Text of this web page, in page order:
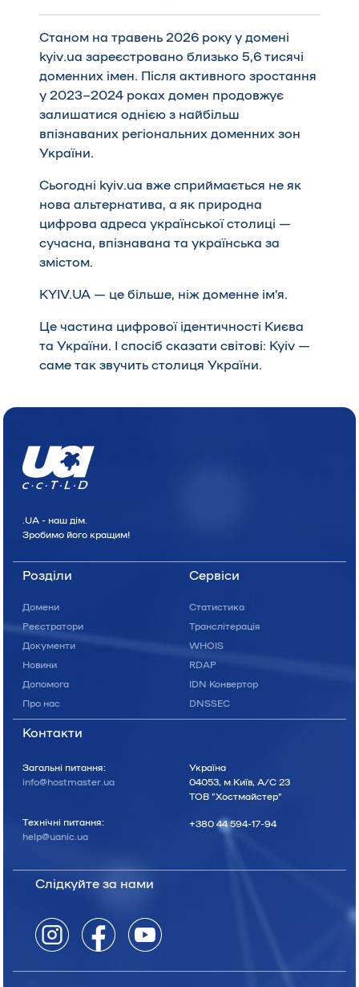
Станом на травень 2026 року у домені
kyiv.ua зареєстровано близько 5,6 тисячі
доменних імен. Після активного зростання
у 2023–2024 роках домен продовжує
залишатися однією з найбільш
впізнаваних регіональних доменних зон
України.
Сьогодні kyiv.ua вже сприймається не як
нова альтернатива, а як природна
цифрова адреса української столиці —
сучасна, впізнавана та українська за
змістом.
KYIV.UA — це більше, ніж доменне ім’я.
Це частина цифрової ідентичності Києва
та України. І спосіб сказати світові: Kyiv —
саме так звучить столиця України.
.UA - наш дiм.
Зробимо його кращим!
Розділи
Домени
Реєстратори
Документи
Новини
Допомога
Про нас
Сервіси
Статистика
Транслітерація
WHOIS
RDAP
IDN Конвертор
DNSSEC
Контакти
Загальні питання:
info@hostmaster.ua
Технічні питання:
help@uanic.ua
Україна
04053, м.Київ, А/С 23
ТОВ "Хостмайстер"
+380 44 594-17-94
Слідкуйте за нами